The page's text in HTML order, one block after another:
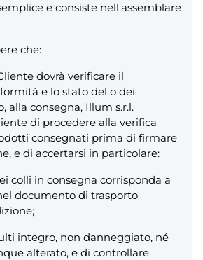
e consiste nell'assemblare
che:
dovrà verificare il
e lo stato del o dei
alla consegna, Illum s.r.l.
di procedere alla verifica
consegnati prima di firmare
e di accertarsi in particolare:
colli in consegna corrisponda a
documento di trasporto
integro, non danneggiato, né
alterato, e di controllare